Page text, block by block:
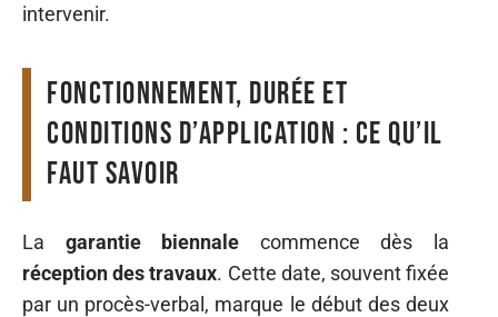
intervenir.
Fonctionnement, durée et
conditions d’application : ce qu’il
faut savoir
La garantie biennale commence dès la
réception des travaux. Cette date, souvent fixée
par un procès-verbal, marque le début des deux